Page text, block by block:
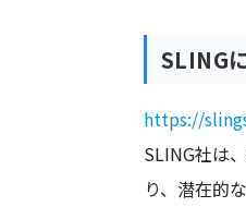
SLING
https://
SLING社は
り、潜在的